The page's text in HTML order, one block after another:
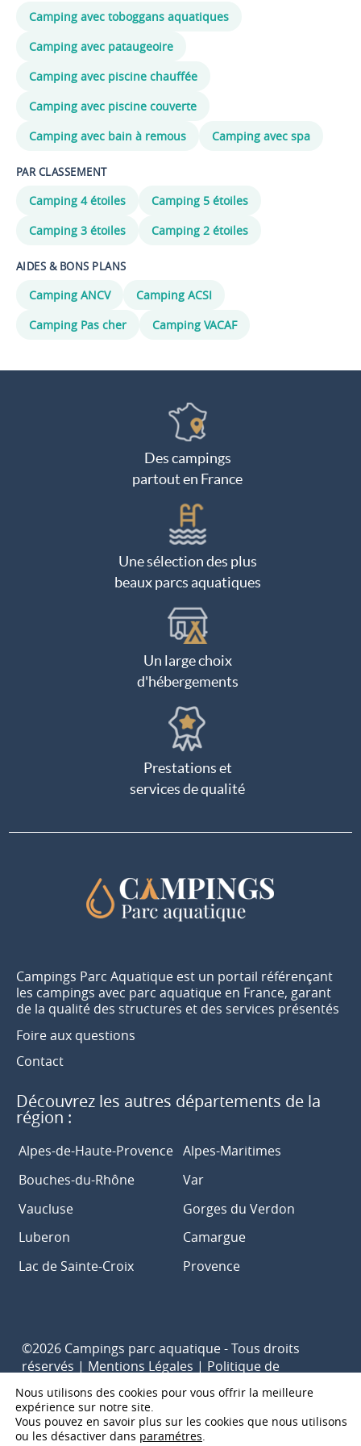
vacances recherché.
Camping avec toboggans aquatiques
Camping avec pataugeoire
Camping avec piscine chauffée
Camping avec piscine couverte
Camping avec bain à remous
Camping avec spa
PAR CLASSEMENT
Camping 4 étoiles
Camping 5 étoiles
Camping 3 étoiles
Camping 2 étoiles
AIDES & BONS PLANS
Camping ANCV
Camping ACSI
Camping Pas cher
Camping VACAF
Des campings
partout en France
Une sélection des plus
beaux parcs aquatiques
Un large choix
d'hébergements
Prestations et
services de qualité
Campings Parc Aquatique est un portail référençant
les campings avec parc aquatique en France, garant
de la qualité des structures et des services présentés
Foire aux questions
Contact
Découvrez les autres départements de la
région :
Alpes-de-Haute-Provence Alpes-Maritimes
Bouches-du-Rhône
Var
Vaucluse
Gorges du Verdon
Luberon
Camargue
Lac de Sainte-Croix
Provence
©2026 Campings parc aquatique - Tous droits
réservés | Mentions Légales | Politique de
confidentialité
Propulsé parPremière.Page
campings
Nous utilisons des cookies pour vous offrir la meilleure
expérience sur notre site.
Vous pouvez en savoir plus sur les cookies que nous utilisons
ou les désactiver dans paramétres.